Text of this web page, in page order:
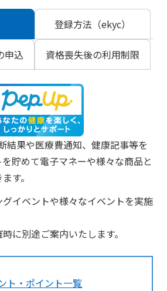
登録方法（ekyc）
申込 資格喪失後の利用制限
結果や医療費通知、健康記事等を
貯めて電子マネーや様々な商品と
す。
イベントや様々なイベントを実施
に別途ご案内いたします。
ト・ポイント一覧